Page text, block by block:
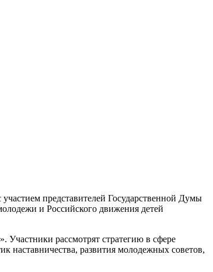
представителей Государственной Думы
и Российского движения детей
рассмотрят стратегию в сфере
наставничества, развития молодежных советов,